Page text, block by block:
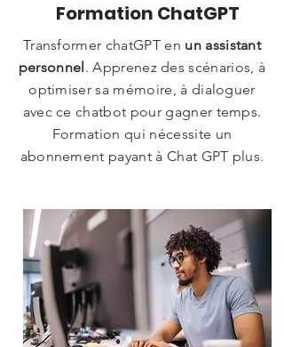
Formation ChatGPT
Transformer chatGPT en un assistant
personnel. Apprenez des scénarios, à
optimiser sa mémoire, à dialoguer
avec ce chatbot pour gagner temps.
Formation qui nécessite un
abonnement payant à Chat GPT plus.